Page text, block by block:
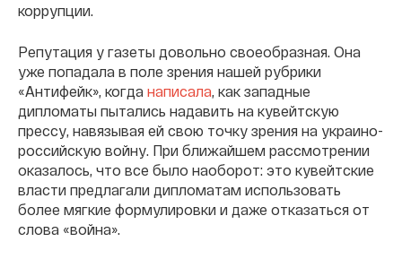
коррупции.
Репутация у газеты довольно своеобразная. Она
уже попадала в поле зрения нашей рубрики
«Антифейк», когда написала, как западные
дипломаты пытались надавить на кувейтскую
прессу, навязывая ей свою точку зрения на украино-
российскую войну. При ближайшем рассмотрении
оказалось, что все было наоборот: это кувейтские
власти предлагали дипломатам использовать
более мягкие формулировки и даже отказаться от
слова «война».